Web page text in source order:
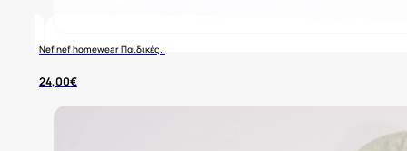
Nef nef homewear Παιδικές..
24,00€